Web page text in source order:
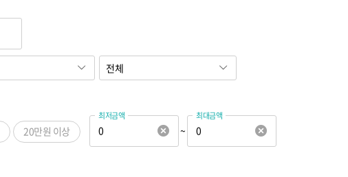
20만원 이상
최저금액
~
최대금액